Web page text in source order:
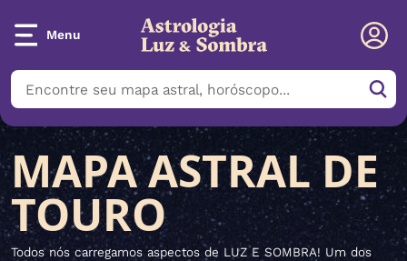
Menu
MAPA ASTRAL DE
TOURO
Todos nós carregamos aspectos de LUZ E SOMBRA! Um dos